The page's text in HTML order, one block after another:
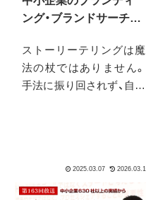
ング・ブランドサーチで
ストーリーテリングは魔
法の杖ではありません。
手法に振り回されず、自社
合い方について考察しま
す。